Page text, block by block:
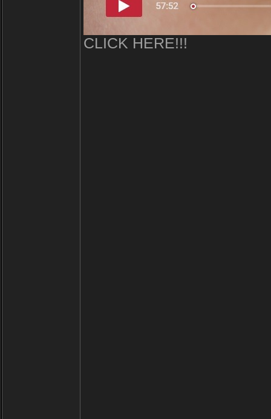
CLICK HERE!!!